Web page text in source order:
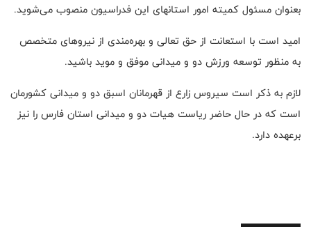
بعنوان مسئول کمیته امور استانهای این فدراسیون منصوب می‌شوید.
امید است با استعانت از حق تعالی و بهره‌مندی از نیروهای متخصص
به منظور توسعه ورزش دو و میدانی موفق و موید باشید.
لازم به ذکر است سیروس زارع از قهرمانان اسبق دو و میدانی کشورمان
است که در حال حاضر ریاست هیات دو و میدانی استان فارس را نیز
برعهده دارد.